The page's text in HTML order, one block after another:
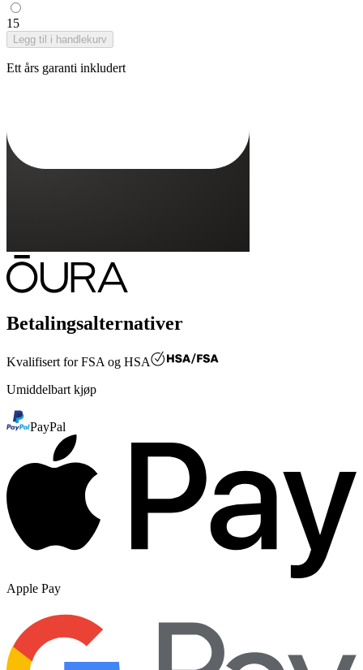
15
Legg til i handlekurv
Ett års garanti inkludert
Betalingsalternativer
Kvalifisert forFSA og HSA
Umiddelbart kjøp
PayPal
Apple Pay